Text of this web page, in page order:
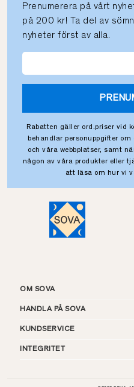
Prenumerera på vårt
på 200 kr! Ta del av
nyheter först av alla.
Rabatten gäller ord.priser vid
behandlar personuppgifter
och våra webbplatser, samt
någon av våra produkter eller
att läsa om hur vi
OM SOVA
HANDLA PÅ SOVA
KUNDSERVICE
INTEGRITET